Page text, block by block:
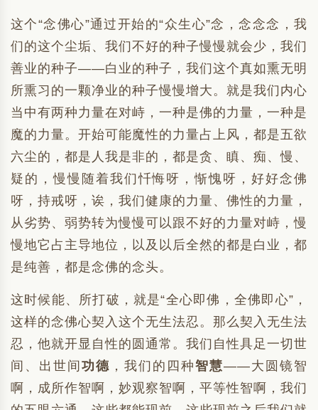
这个“念佛心”通过开始的“众生心”念，念念念，我
们的这个尘垢、我们不好的种子慢慢就会少，我们
善业的种子——白业的种子，我们这个真如熏无明
所熏习的一颗净业的种子慢慢增大。就是我们内心
当中有两种力量在对峙，一种是佛的力量，一种是
魔的力量。开始可能魔性的力量占上风，都是五欲
六尘的，都是人我是非的，都是贪、瞋、痴、慢、
疑的，慢慢随着我们忏悔呀，惭愧呀，好好念佛
呀，持戒呀，诶，我们健康的力量、佛性的力量，
从劣势、弱势转为慢慢可以跟不好的力量对峙，慢
慢地它占主导地位，以及以后全然的都是白业，都
是纯善，都是念佛的念头。
这时候能、所打破，就是“全心即佛，全佛即心”，
这样的念佛心契入这个无生法忍。那么契入无生法
忍，他就开显自性的圆通常。我们自性具足一切世
间、出世间 功德 ，我们的四种智慧——大圆镜智
啊，成所作智啊，妙观察智啊，平等性智啊，我们